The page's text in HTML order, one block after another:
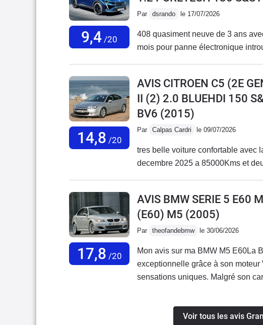
9,4 /20
Par dsrando le 17/07/2026
408 quasiment neuve de 3 ans
mois pour panne électronique
14,8 /20
AVIS CITROEN C5 (2E
II (2) 2.0 BLUEHDI 150
BV6 (2015)
Par Calpas Cardri le 09/07/2026
tres belle voiture confortable avec
17,8 /20
AVIS BMW SERIE 5 E60
(E60) M5 (2005)
Par theofandebmw le 30/06/2026
Mon avis sur ma BMW M5 E60La
exceptionnelle grâce à son
sensations uniques. Malgré son
cela n’enlève pas le plaisir de
Voir tous les avis